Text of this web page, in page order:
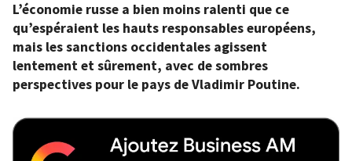
L’économie russe a bien moins ralenti que ce
qu’espéraient les hauts responsables européens,
mais les sanctions occidentales agissent
lentement et sûrement, avec de sombres
perspectives pour le pays de Vladimir Poutine.